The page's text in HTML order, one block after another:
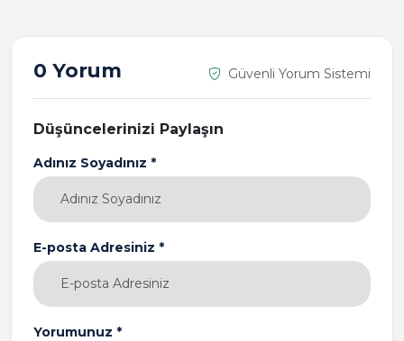
0 Yorum Güvenli Yorum Sistemi
Düşüncelerinizi Paylaşın
Adınız Soyadınız *
E-posta Adresiniz *
Yorumunuz *